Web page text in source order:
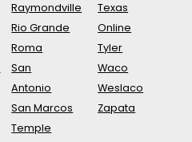
Raymondville
Rio Grande
Roma
San
Antonio
San Marcos
Temple
Texas
Online
Tyler
Waco
Weslaco
Zapata